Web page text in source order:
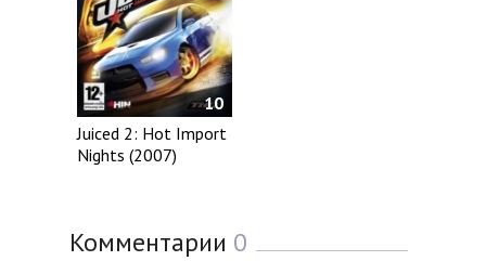
10
Juiced 2: Hot Import
Nights (2007)
Комментарии 0